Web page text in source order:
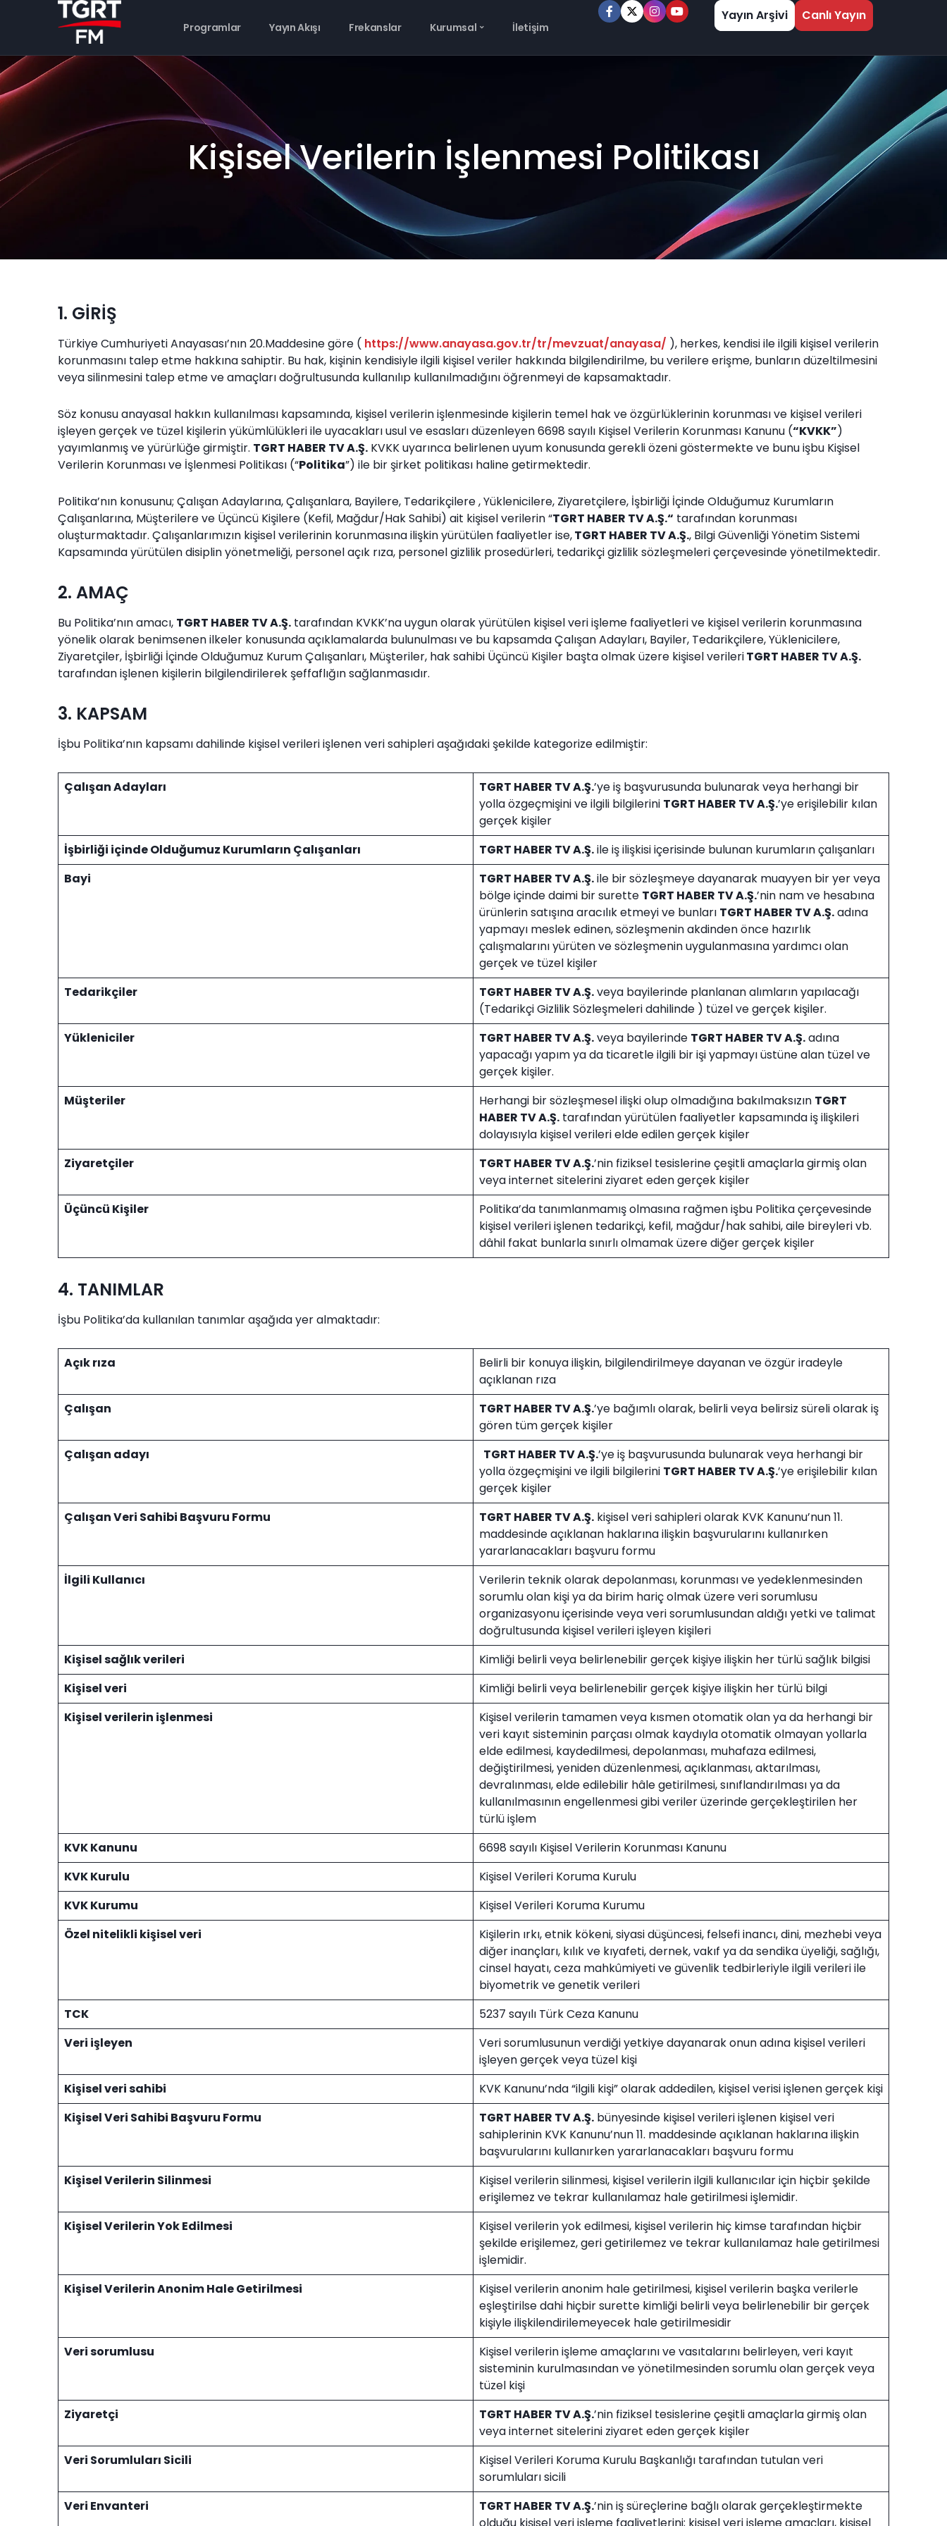
Programlar Yayın Akışı Frekanslar Kurumsal İletişim
Yayın Arşivi Canlı Yayın
Kişisel Verilerin İşlenmesi Politikası
1. GİRİŞ
Türkiye Cumhuriyeti Anayasası’nın 20.Maddesine göre ( https://www.anayasa.gov.tr/tr/mevzuat/anayasa/ ), herkes, kendisi ile ilgili kişisel verilerin
korunmasını talep etme hakkına sahiptir. Bu hak, kişinin kendisiyle ilgili kişisel veriler hakkında bilgilendirilme, bu verilere erişme, bunların düzeltilmesini
veya silinmesini talep etme ve amaçları doğrultusunda kullanılıp kullanılmadığını öğrenmeyi de kapsamaktadır.
Söz konusu anayasal hakkın kullanılması kapsamında, kişisel verilerin işlenmesinde kişilerin temel hak ve özgürlüklerinin korunması ve kişisel verileri
işleyen gerçek ve tüzel kişilerin yükümlülükleri ile uyacakları usul ve esasları düzenleyen 6698 sayılı Kişisel Verilerin Korunması Kanunu (“KVKK”)
yayımlanmış ve yürürlüğe girmiştir. TGRT HABER TV A.Ş. KVKK uyarınca belirlenen uyum konusunda gerekli özeni göstermekte ve bunu işbu Kişisel
Verilerin Korunması ve İşlenmesi Politikası (“Politika”) ile bir şirket politikası haline getirmektedir.
Politika’nın konusunu; Çalışan Adaylarına, Çalışanlara, Bayilere, Tedarikçilere , Yüklenicilere, Ziyaretçilere, İşbirliği İçinde Olduğumuz Kurumların
Çalışanlarına, Müşterilere ve Üçüncü Kişilere (Kefil, Mağdur/Hak Sahibi) ait kişisel verilerin “TGRT HABER TV A.Ş.“ tarafından korunması
oluşturmaktadır. Çalışanlarımızın kişisel verilerinin korunmasına ilişkin yürütülen faaliyetler ise,TGRT HABER TV A.Ş., Bilgi Güvenliği Yönetim Sistemi
Kapsamında yürütülen disiplin yönetmeliği, personel açık rıza, personel gizlilik prosedürleri, tedarikçi gizlilik sözleşmeleri çerçevesinde yönetilmektedir.
2. AMAÇ
Bu Politika’nın amacı, TGRT HABER TV A.Ş. tarafından KVKK’na uygun olarak yürütülen kişisel veri işleme faaliyetleri ve kişisel verilerin korunmasına
yönelik olarak benimsenen ilkeler konusunda açıklamalarda bulunulması ve bu kapsamda Çalışan Adayları, Bayiler, Tedarikçilere, Yüklenicilere,
Ziyaretçiler, İşbirliği İçinde Olduğumuz Kurum Çalışanları, Müşteriler, hak sahibi Üçüncü Kişiler başta olmak üzere kişisel verileriTGRT HABER TV A.Ş.
tarafından işlenen kişilerin bilgilendirilerek şeffaflığın sağlanmasıdır.
3. KAPSAM
İşbu Politika’nın kapsamı dahilinde kişisel verileri işlenen veri sahipleri aşağıdaki şekilde kategorize edilmiştir:
Çalışan Adayları TGRT HABER TV A.Ş.’ye iş başvurusunda bulunarak veya herhangi bir
yolla özgeçmişini ve ilgili bilgilerini TGRT HABER TV A.Ş.’ye erişilebilir kılan
gerçek kişiler
İşbirliği içinde Olduğumuz Kurumların Çalışanları
TGRT HABER TV A.Ş.ile iş ilişkisi içerisinde bulunan kurumların çalışanları
Bayi
TGRT HABER TV A.Ş.ile bir sözleşmeye dayanarak muayyen bir yer veya
bölge içinde daimi bir surette TGRT HABER TV A.Ş.’nin nam ve hesabına
ürünlerin satışına aracılık etmeyi ve bunları TGRT HABER TV A.Ş.adına
yapmayı meslek edinen, sözleşmenin akdinden önce hazırlık
çalışmalarını yürüten ve sözleşmenin uygulanmasına yardımcı olan
gerçek ve tüzel kişiler
Tedarikçiler
TGRT HABER TV A.Ş.veya bayilerinde planlanan alımların yapılacağı
(Tedarikçi Gizlilik Sözleşmeleri dahilinde ) tüzel ve gerçek kişiler.
Yükleniciler
TGRT HABER TV A.Ş.veya bayilerinde TGRT HABER TV A.Ş.adına
yapacağı yapım ya da ticaretle ilgili bir işi yapmayı üstüne alan tüzel ve
gerçek kişiler.
Müşteriler
Herhangi bir sözleşmesel ilişki olup olmadığına bakılmaksızın TGRT
HABER TV A.Ş. tarafından yürütülen faaliyetler kapsamında iş ilişkileri
dolayısıyla kişisel verileri elde edilen gerçek kişiler
Ziyaretçiler
TGRT HABER TV A.Ş.’nin fiziksel tesislerine çeşitli amaçlarla girmiş olan
veya internet sitelerini ziyaret eden gerçek kişiler
Üçüncü Kişiler
Politika’da tanımlanmamış olmasına rağmen işbu Politika çerçevesinde
kişisel verileri işlenen tedarikçi, kefil, mağdur/hak sahibi, aile bireyleri vb.
dâhil fakat bunlarla sınırlı olmamak üzere diğer gerçek kişiler
4. TANIMLAR
İşbu Politika’da kullanılan tanımlar aşağıda yer almaktadır:
Açık rıza
Belirli bir konuya ilişkin, bilgilendirilmeye dayanan ve özgür iradeyle
açıklanan rıza
Çalışan
TGRT HABER TV A.Ş.’ye bağımlı olarak, belirli veya belirsiz süreli olarak iş
gören tüm gerçek kişiler
Çalışan adayı
TGRT HABER TV A.Ş.’ye iş başvurusunda bulunarak veya herhangi bir
yolla özgeçmişini ve ilgili bilgilerini TGRT HABER TV A.Ş.’ye erişilebilir kılan
gerçek kişiler
Çalışan Veri Sahibi Başvuru Formu
TGRT HABER TV A.Ş. kişisel veri sahipleri olarak KVK Kanunu’nun 11.
maddesinde açıklanan haklarına ilişkin başvurularını kullanırken
yararlanacakları başvuru formu
İlgili Kullanıcı
Verilerin teknik olarak depolanması, korunması ve yedeklenmesinden
sorumlu olan kişi ya da birim hariç olmak üzere veri sorumlusu
organizasyonu içerisinde veya veri sorumlusundan aldığı yetki ve talimat
doğrultusunda kişisel verileri işleyen kişileri
Kişisel sağlık verileri
Kimliği belirli veya belirlenebilir gerçek kişiye ilişkin her türlü sağlık bilgisi
Kişisel veri
Kimliği belirli veya belirlenebilir gerçek kişiye ilişkin her türlü bilgi
Kişisel verilerin işlenmesi
Kişisel verilerin tamamen veya kısmen otomatik olan ya da herhangi bir
veri kayıt sisteminin parçası olmak kaydıyla otomatik olmayan yollarla
elde edilmesi, kaydedilmesi, depolanması, muhafaza edilmesi,
değiştirilmesi, yeniden düzenlenmesi, açıklanması, aktarılması,
devralınması, elde edilebilir hâle getirilmesi, sınıflandırılması ya da
kullanılmasının engellenmesi gibi veriler üzerinde gerçekleştirilen her
türlü işlem
KVK Kanunu
6698 sayılı Kişisel Verilerin Korunması Kanunu
KVK Kurulu
Kişisel Verileri Koruma Kurulu
KVK Kurumu
Kişisel Verileri Koruma Kurumu
Özel nitelikli kişisel veri
Kişilerin ırkı, etnik kökeni, siyasi düşüncesi, felsefi inancı, dini, mezhebi veya
diğer inançları, kılık ve kıyafeti, dernek, vakıf ya da sendika üyeliği, sağlığı,
cinsel hayatı, ceza mahkûmiyeti ve güvenlik tedbirleriyle ilgili verileri ile
biyometrik ve genetik verileri
TCK
5237 sayılı Türk Ceza Kanunu
Veri işleyen
Veri sorumlusunun verdiği yetkiye dayanarak onun adına kişisel verileri
işleyen gerçek veya tüzel kişi
Kişisel veri sahibi
KVK Kanunu’nda “ilgili kişi” olarak addedilen, kişisel verisi işlenen gerçek kişi
Kişisel Veri Sahibi Başvuru Formu
TGRT HABER TV A.Ş. bünyesinde kişisel verileri işlenen kişisel veri
sahiplerinin KVK Kanunu’nun 11. maddesinde açıklanan haklarına ilişkin
başvurularını kullanırken yararlanacakları başvuru formu
Kişisel Verilerin Silinmesi
Kişisel verilerin silinmesi, kişisel verilerin ilgili kullanıcılar için hiçbir şekilde
erişilemez ve tekrar kullanılamaz hale getirilmesi işlemidir.
Kişisel Verilerin Yok Edilmesi
Kişisel verilerin yok edilmesi, kişisel verilerin hiç kimse tarafından hiçbir
şekilde erişilemez, geri getirilemez ve tekrar kullanılamaz hale getirilmesi
işlemidir.
Kişisel Verilerin Anonim Hale Getirilmesi
Kişisel verilerin anonim hale getirilmesi, kişisel verilerin başka verilerle
eşleştirilse dahi hiçbir surette kimliği belirli veya belirlenebilir bir gerçek
kişiyle ilişkilendirilemeyecek hale getirilmesidir
Veri sorumlusu
Kişisel verilerin işleme amaçlarını ve vasıtalarını belirleyen, veri kayıt
sisteminin kurulmasından ve yönetilmesinden sorumlu olan gerçek veya
tüzel kişi
Ziyaretçi
TGRT HABER TV A.Ş.’nin fiziksel tesislerine çeşitli amaçlarla girmiş olan
veya internet sitelerini ziyaret eden gerçek kişiler
Veri Sorumluları Sicili
Kişisel Verileri Koruma Kurulu Başkanlığı tarafından tutulan veri
sorumluları sicili
Veri Envanteri
TGRT HABER TV A.Ş.’nin iş süreçlerine bağlı olarak gerçekleştirmekte